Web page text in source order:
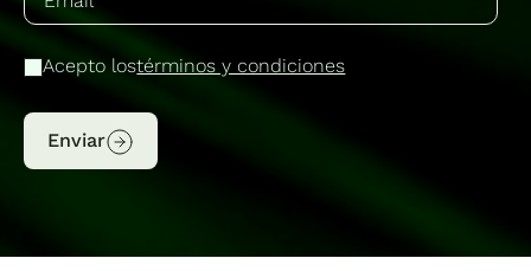
Acepto lostérminos y condiciones
Enviar